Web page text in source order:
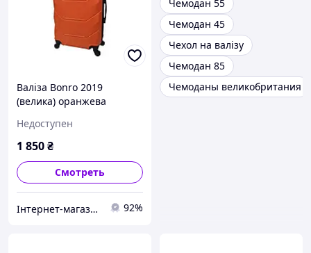
Валіза Bonro 2019
(велика) оранжева
Недоступен
1 850₴
Смотреть
Інтернет-магазин "Для Вас" 92%
Чемодан 55
Чемодан 45
Чехол на валізу
Чемодан 85
Чемоданы великобритания